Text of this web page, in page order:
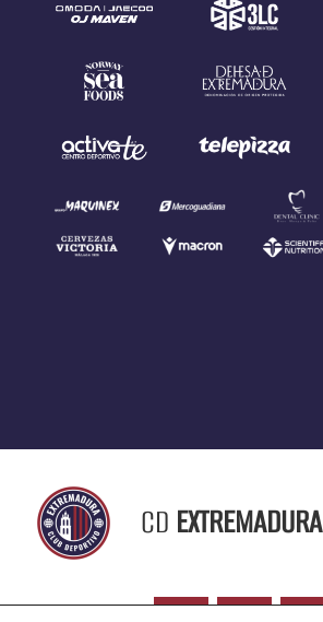
CD EXTREMADURA